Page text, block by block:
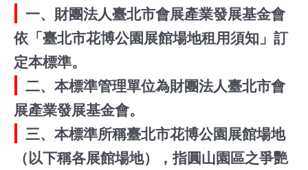
爭
艷
館
會
展
臺
北
一、財團法人臺北市會展產業發展基金會
依「臺北市花博公園展館場地租用須知」訂
定本標準。
二、本標準管理單位為財團法人臺北市會
展產業發展基金會。
三、本標準所稱臺北市花博公園展館場地
（以下稱各展館場地），指圓山園區之爭艷